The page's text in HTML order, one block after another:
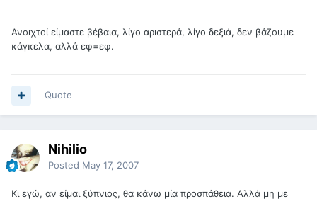
Ανοιχτοί είμαστε βέβαια, λίγο αριστερά, λίγο δεξιά, δεν βάζουμε
κάγκελα, αλλά εφ=εφ.
Quote
Nihilio
Posted May 17, 2007
Κι εγώ, αν είμαι ξύπνιος, θα κάνω μία προσπάθεια. Αλλά μη με